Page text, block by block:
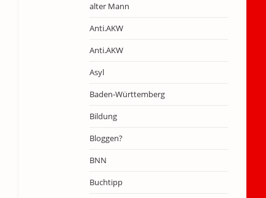
alter Mann
Anti.AKW
Anti.AKW
Asyl
Baden-Württemberg
Bildung
Bloggen?
BNN
Buchtipp